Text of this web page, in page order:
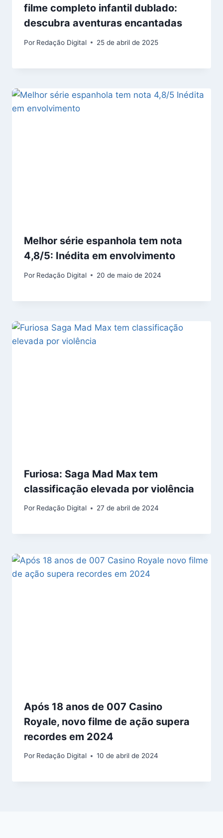
filme completo infantil dublado:
descubra aventuras encantadas
Por Redação Digital 25 de abril de 2025
Melhor série espanhola tem nota
4,8/5: Inédita em envolvimento
Por Redação Digital 20 de maio de 2024
Furiosa: Saga Mad Max tem
classificação elevada por violência
Por Redação Digital 27 de abril de 2024
Após 18 anos de 007 Casino
Royale, novo filme de ação supera
recordes em 2024
Por Redação Digital 10 de abril de 2024